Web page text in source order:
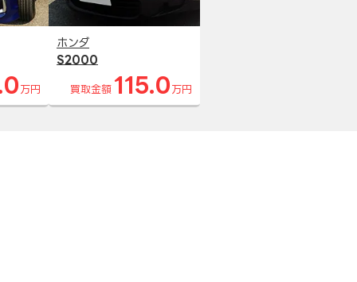
万円
ホンダ
S2000
買取金額 115.0 万円